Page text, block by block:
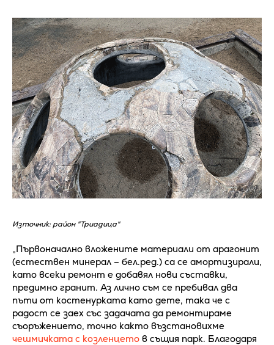
Източник: район "Триадица"
„Първоначално вложените материали от арагонит
(естествен минерал – бел.ред.) са се амортизирали,
като всеки ремонт е добавял нови съставки,
предимно гранит. Аз лично съм се пребивал два
пъти от костенурката като дете, така че с
радост се заех със задачата да ремонтираме
съоръжението, точно както възстановихме
чешмичката с козленцето в същия парк. Благодаря